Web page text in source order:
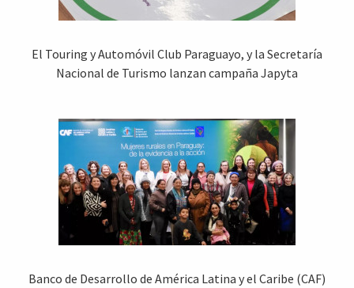
El Touring y Automóvil Club Paraguayo, y la Secretaría
Nacional de Turismo lanzan campaña Japyta
Banco de Desarrollo de América Latina y el Caribe (CAF)